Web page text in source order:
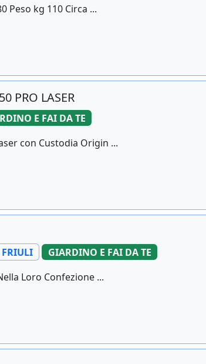
Peso kg 110 Circa ...
PRO LASER
E FAI DA TE
con Custodia Origin ...
FRIULI
GIARDINO E FAI DA TE
Loro Confezione ...